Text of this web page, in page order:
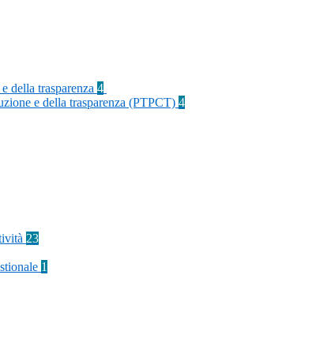
della trasparenza 4
e della trasparenza (PTPCT) 4
23
1